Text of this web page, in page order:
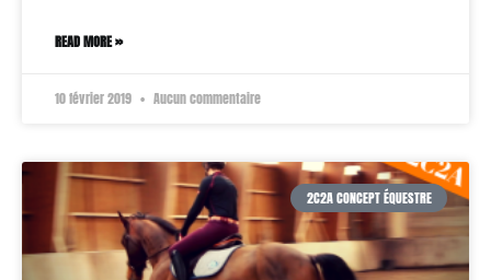
READ MORE »
10 février 2019 Aucun commentaire
2C2A CONCEPT ÉQUESTRE